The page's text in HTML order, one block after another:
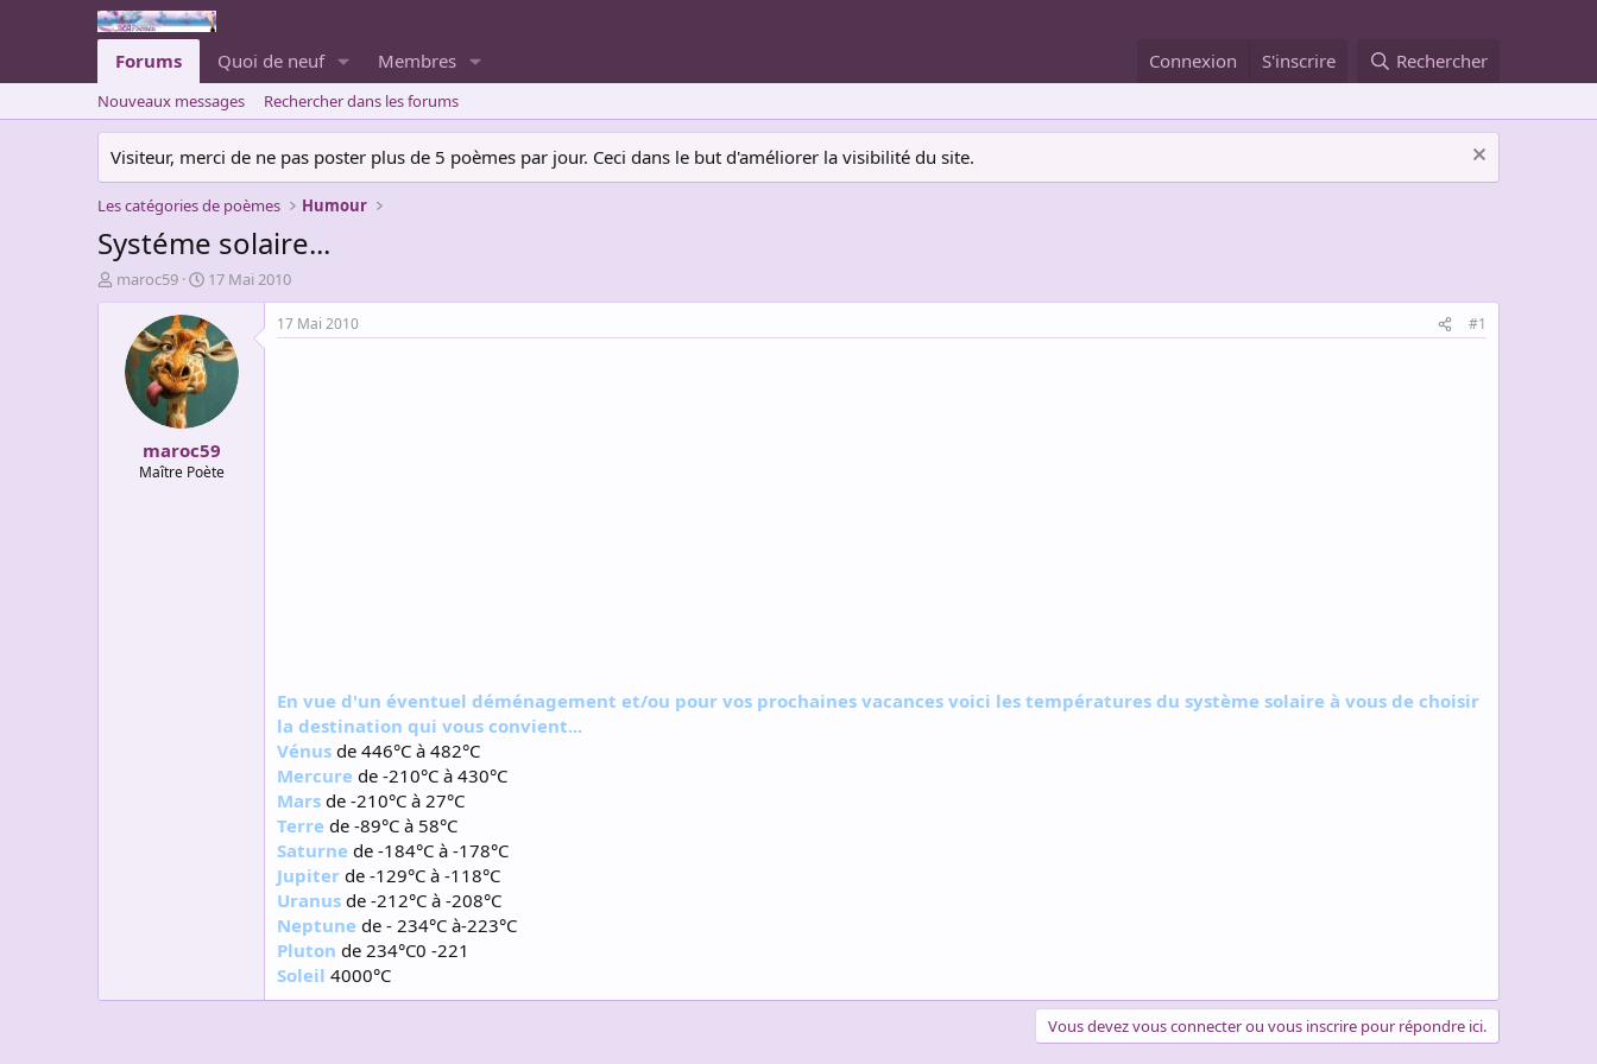
Forums Quoi de neuf Membres Connexion S'inscrire Rechercher
Nouveaux messages Rechercher dans les forums
Visiteur, merci de ne pas poster plus de 5 poèmes par jour. Ceci dans le but d'améliorer la visibilité du site.
Les catégories de poèmes Humour
Systéme solaire...
A
u
maroc59
D
a
t
e
d
e
é
b
u
17 Mai 2010
maroc59
Maître Poète
17 Mai 2010 #1
En vue d'un éventuel déménagement et/ou pour vos prochaines vacances voici les températures du système solaire à vous de choisir
la destination qui vous convient...
Vénus de 446°C à 482°C
Mercure de -210°C à 430°C
Mars de -210°C à 27°C
Terre de -89°C à 58°C
Saturne de -184°C à -178°C
Jupiter de -129°C à -118°C
Uranus de -212°C à -208°C
Neptune de - 234°C à-223°C
Pluton de 234°C0 -221
Soleil 4000°C
Vous devez vous connecter ou vous inscrire pour répondre ici.